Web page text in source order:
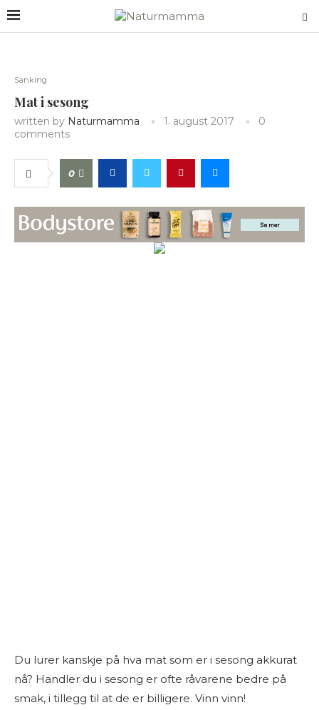
Sanking
Mat i sesong
written by Naturmamma 1. august 2017
0
comments
0
Du lurer kanskje på hva mat som er i sesong akkurat
nå? Handler du i sesong er ofte råvarene bedre på
smak, i tillegg til at de er billigere. Vinn vinn!